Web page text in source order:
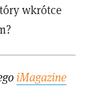
wkrótce
iMagazine